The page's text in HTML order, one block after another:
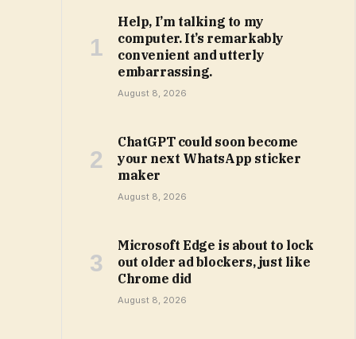
Help, I’m talking to my
computer. It’s remarkably
convenient and utterly
embarrassing.
August 8, 2026
ChatGPT could soon become
your next WhatsApp sticker
maker
August 8, 2026
Microsoft Edge is about to lock
out older ad blockers, just like
Chrome did
August 8, 2026